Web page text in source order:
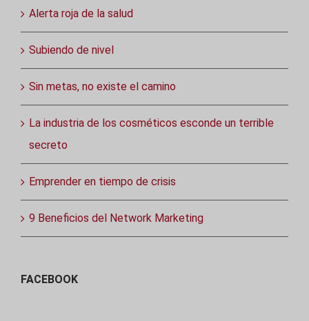
Alerta roja de la salud
Subiendo de nivel
Sin metas, no existe el camino
La industria de los cosméticos esconde un terrible
secreto
Emprender en tiempo de crisis
9 Beneficios del Network Marketing
FACEBOOK